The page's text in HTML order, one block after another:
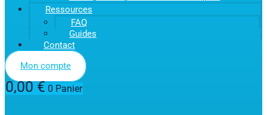
Ressources
FAQ
Guides
Contact
Mon compte
0,00€ 0 Panier